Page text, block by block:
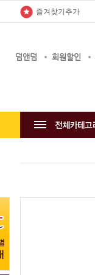
즐겨찾기추가
덤앤덤 회원할인